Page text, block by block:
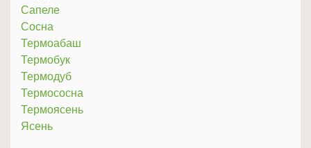
Сапеле
Сосна
Термоабаш
Термобук
Термодуб
Термососна
Термоясень
Ясень